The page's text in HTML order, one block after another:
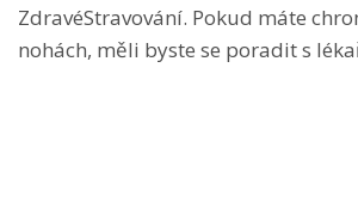
ZdravéStravování. Pokud máte
nohách, měli byste se poradit s